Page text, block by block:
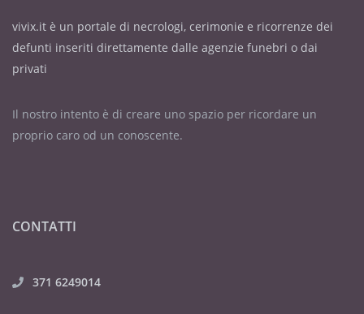
vivix.it è un portale di necrologi, cerimonie e ricorrenze dei
defunti inseriti direttamente dalle agenzie funebri o dai
privati
Il nostro intento è di creare uno spazio per ricordare un
proprio caro od un conoscente.
CONTATTI
371 6249014